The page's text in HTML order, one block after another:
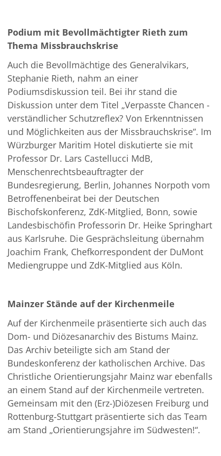
Podium mit Bevollmächtigter Rieth zum
Thema Missbrauchskrise
Auch die Bevollmächtige des Generalvikars,
Stephanie Rieth, nahm an einer
Podiumsdiskussion teil. Bei ihr stand die
Diskussion unter dem Titel „Verpasste Chancen -
verständlicher Schutzreflex? Von Erkenntnissen
und Möglichkeiten aus der Missbrauchskrise“. Im
Würzburger Maritim Hotel diskutierte sie mit
Professor Dr. Lars Castellucci MdB,
Menschenrechtsbeauftragter der
Bundesregierung, Berlin, Johannes Norpoth vom
Betroffenenbeirat bei der Deutschen
Bischofskonferenz, ZdK-Mitglied, Bonn, sowie
Landesbischöfin Professorin Dr. Heike Springhart
aus Karlsruhe. Die Gesprächsleitung übernahm
Joachim Frank, Chefkorrespondent der DuMont
Mediengruppe und ZdK-Mitglied aus Köln.
Mainzer Stände auf der Kirchenmeile
Auf der Kirchenmeile präsentierte sich auch das
Dom- und Diözesanarchiv des Bistums Mainz.
Das Archiv beteiligte sich am Stand der
Bundeskonferenz der katholischen Archive. Das
Christliche Orientierungsjahr Mainz war ebenfalls
an einem Stand auf der Kirchenmeile vertreten.
Gemeinsam mit den (Erz-)Diözesen Freiburg und
Rottenburg-Stuttgart präsentierte sich das Team
am Stand „Orientierungsjahre im Südwesten!“.